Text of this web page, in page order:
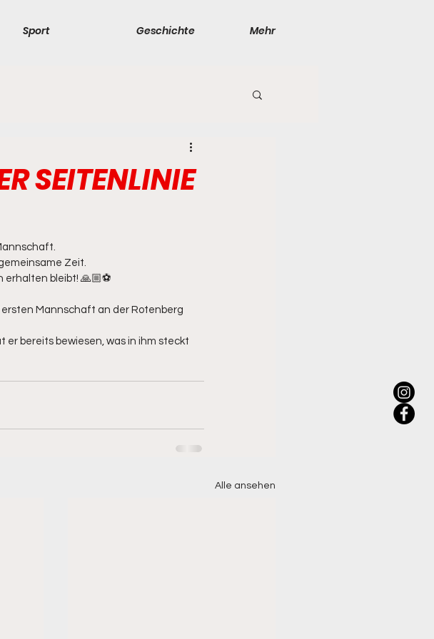
Sport Geschichte Mehr
SEITENLINIE
Zeit.
erhalten bleibt! 🙏🏼⚽
Mannschaft an der Rotenberg
er bereits bewiesen, was in ihm steckt
Alle ansehen